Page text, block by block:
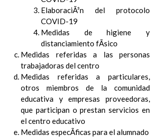
ElaboraciÃ³n del protocolo
COVID-19
Medidas de higiene y
distanciamiento fÃ­sico
Medidas referidas a las personas
trabajadoras del centro
Medidas referidas a particulares,
otros miembros de la comunidad
educativa y empresas proveedoras,
que participan o prestan servicios en
el centro educativo
Medidas especÃ­ficas para el alumnado